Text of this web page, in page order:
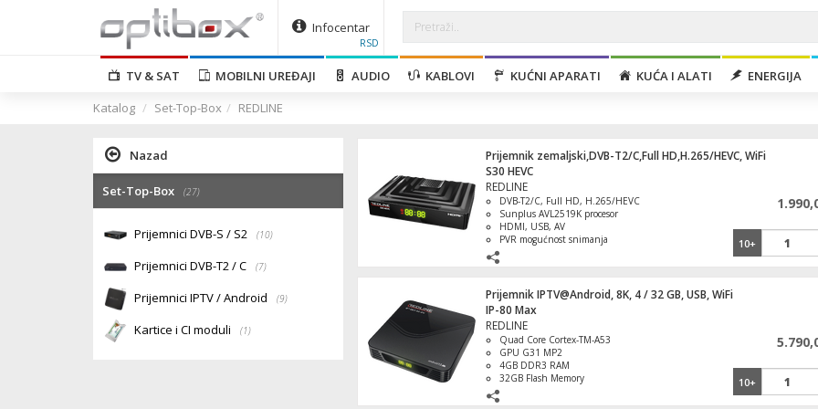
Infocentar
RSD
TV & SAT MOBILNI UREĐAJI AUDIO KABLOVI KUĆNI APARATI KUĆA I ALATI
ENERGIJA
Katalog
Set-Top-Box REDLINE
Nazad
Set-Top-Box (27)
Prijemnici DVB-S / S2 (10)
Prijemnici DVB-T2 / C (7)
Prijemnici IPTV / Android (9)
Kartice i CI moduli (1)
Prijemnik zemaljski,DVB-T2/C,Full HD,H.265/HEVC, WiFi
S30 HEVC
REDLINE
DVB-T2/C, Full HD, H.265/HEVC
Sunplus AVL2519K procesor
HDMI, USB, AV
PVR mogućnost snimanja
10+
Prijemnik IPTV@Android, 8K, 4 / 32 GB, USB, WiFi
IP-80 Max
REDLINE
Quad Core Cortex-TM-A53
GPU G31 MP2
4GB DDR3 RAM
32GB Flash Memory
10+